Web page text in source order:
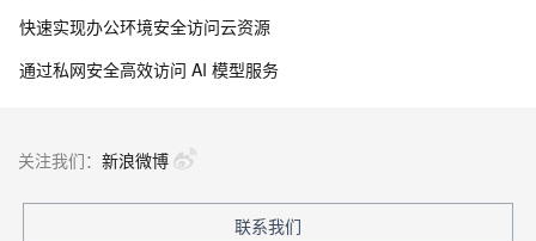
快速实现办公环境安全访问云资源
通过私网安全高效访问 AI 模型服务
关注我们： 新浪微博
联系我们